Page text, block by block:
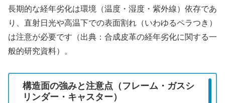
長期的な経年劣化は環境（温度・湿度・紫外線）依存であ
り、直射日光や高温下での表面割れ（いわゆるペラつき）
は注意が必要です（出典：合成皮革の経年劣化に関する一
般的研究資料）。
構造面の強みと注意点（フレーム・ガスシ
リンダー・キャスター）